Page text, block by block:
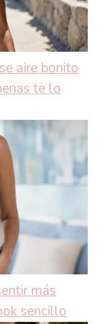
aire bonito
te lo
más
sencillo